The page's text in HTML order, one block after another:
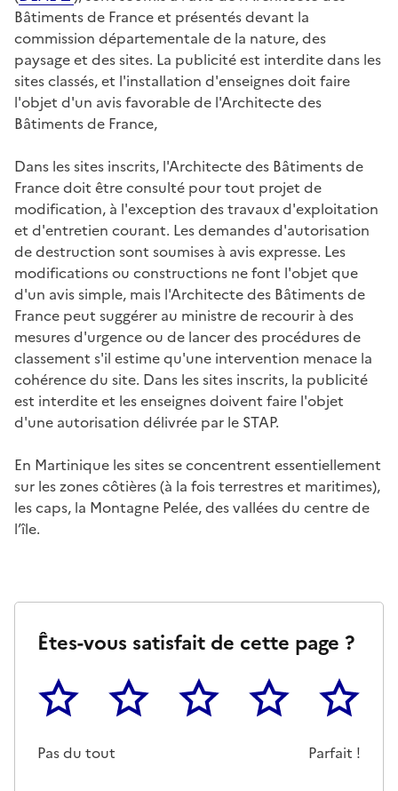
Bâtiments de France et présentés devant la
commission départementale de la nature, des
paysage et des sites. La publicité est interdite dans les
sites classés, et l'installation d'enseignes doit faire
l'objet d'un avis favorable de l'Architecte des
Bâtiments de France,
Dans les sites inscrits, l'Architecte des Bâtiments de
France doit être consulté pour tout projet de
modification, à l'exception des travaux d'exploitation
et d'entretien courant. Les demandes d'autorisation
de destruction sont soumises à avis expresse. Les
modifications ou constructions ne font l'objet que
d'un avis simple, mais l'Architecte des Bâtiments de
France peut suggérer au ministre de recourir à des
mesures d'urgence ou de lancer des procédures de
classement s'il estime qu'une intervention menace la
cohérence du site. Dans les sites inscrits, la publicité
est interdite et les enseignes doivent faire l'objet
d'une autorisation délivrée par le STAP.
En Martinique les sites se concentrent essentiellement
sur les zones côtières (à la fois terrestres et maritimes),
les caps, la Montagne Pelée, des vallées du centre de
l’île.
Êtes-vous satisfait de cette page ?
1
Pas du tout
2 3 4 5
Parfait !